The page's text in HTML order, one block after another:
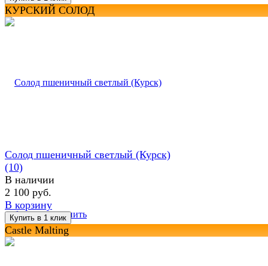
КУРСКИЙ СОЛОД
избранное сравнить
Солод пшеничный светлый (Курск)
(10)
В наличии
2 100 руб.
В корзину
Castle Malting